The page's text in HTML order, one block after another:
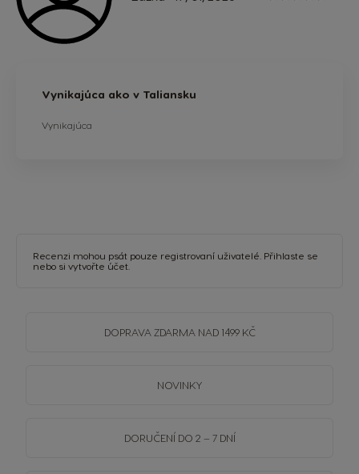
Vynikajúca ako v Taliansku
Vynikajúca
Recenzi mohou psát pouze registrovaní uživatelé. Přihlaste se
nebo si vytvořte účet
DOPRAVA ZDARMA NAD 1499 KČ
NOVINKY
DORUČENÍ DO 2 – 7 DNÍ